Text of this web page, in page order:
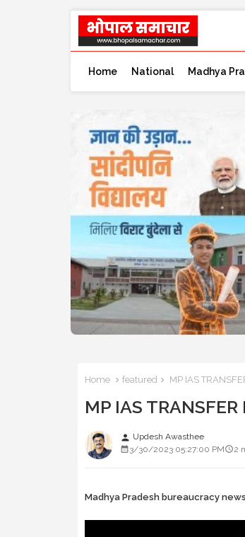
Home National Madhya
Home featured MP IAS
MP IAS TRANSFER
person Updesh Awasthee
3/30/2023 05:27:00 PM
2
Madhya Pradesh bureaucracy news